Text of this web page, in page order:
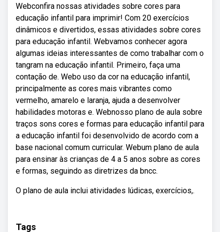
Webconfira nossas atividades sobre cores para
educação infantil para imprimir! Com 20 exercícios
dinâmicos e divertidos, essas atividades sobre cores
para educação infantil. Webvamos conhecer agora
algumas ideias interessantes de como trabalhar com o
tangram na educação infantil. Primeiro, faça uma
contação de. Webo uso da cor na educação infantil,
principalmente as cores mais vibrantes como
vermelho, amarelo e laranja, ajuda a desenvolver
habilidades motoras e. Webnosso plano de aula sobre
traços sons cores e formas para educação infantil para
a educação infantil foi desenvolvido de acordo com a
base nacional comum curricular. Webum plano de aula
para ensinar às crianças de 4 a 5 anos sobre as cores
e formas, seguindo as diretrizes da bncc.
O plano de aula inclui atividades lúdicas, exercícios,.
Tags